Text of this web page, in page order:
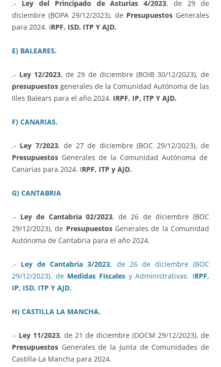
.- Ley del Principado de Asturias 4/2023, de 29 de
diciembre (BOPA 29/12/2023), de Presupuestos Generales
para 2024. IRPF. ISD. ITP Y AJD.
E) BALEARES.
.- Ley 12/2023, de 29 de diciembre (BOIB 30/12/2023), de
presupuestos generales de la Comunidad Autónoma de las
Illes Balears para el año 2024. IRPF, IP, ITP Y AJD.
F) CANARIAS.
.- Ley 7/2023, de 27 de diciembre (BOC 29/12/2023), de
Presupuestos Generales de la Comunidad Autónoma de
Canarias para 2024. IRPF, ITP y AJD.
G) CANTABRIA
.- Ley de Cantabria 02/2023, de 26 de diciembre (BOC
29/12/2023), de PresupuestosGenerales de la Comunidad
Autónoma de Cantabria para el año 2024.
.- Ley de Cantabria 3/2023, de 26 de diciembre (BOC
29/12/2023), de Medidas Fiscales y Administrativas. IRPF,
IP, ISD, ITP Y AJD.
H) CASTILLA LA MANCHA.
.- Ley 11/2023, de 21 de diciembre (DOCM 29/12/2023), de
Presupuestos Generales de la Junta de Comunidades de
Castilla-La Mancha para 2024.